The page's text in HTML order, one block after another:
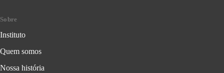
Sobre
Instituto
Quem somos
Nossa história